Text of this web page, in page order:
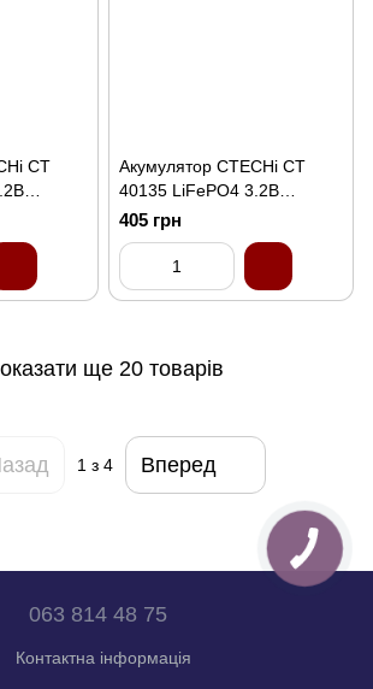
CT
Акумулятор CTECHi CT
40135 LiFePO4 3.2В
20А·год
405 грн
ще 20 товарів
1 з 4 Вперед
063 814 48 75
Контактна інформація